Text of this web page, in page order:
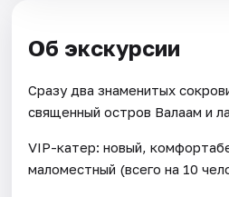
Об экскурсии
Сразу два знаменитых
священный остров Валаам и
VIP-катер: новый,
маломестный (всего на 10